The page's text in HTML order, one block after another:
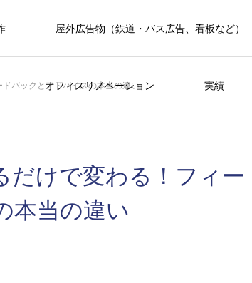
屋外広告物（鉄道・バス広告、看板など）
オフィスリノベーション 実績
バックとアドバイスの本当の違い
だけで変わる！フィー
本当の違い